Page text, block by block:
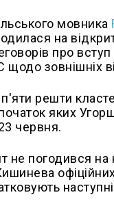
мовника
на
про вступ
зовнішніх
решти
яких
червня.
не погодився на
офіційних